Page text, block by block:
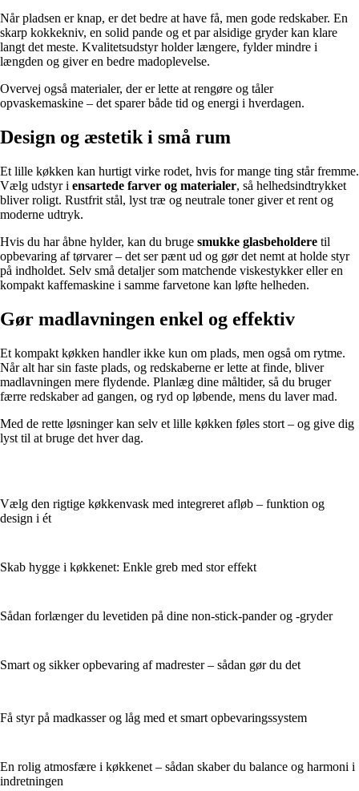
Når pladsen er knap, er det bedre at have få, men gode redskaber. En
skarp kokkekniv, en solid pande og et par alsidige gryder kan klare
langt det meste. Kvalitetsudstyr holder længere, fylder mindre i
længden og giver en bedre madoplevelse.
Overvej også materialer, der er lette at rengøre og tåler
opvaskemaskine – det sparer både tid og energi i hverdagen.
Design og æstetik i små rum
Et lille køkken kan hurtigt virke rodet, hvis for mange ting står fremme.
Vælg udstyr i ensartede farver og materialer, så helhedsindtrykket
bliver roligt. Rustfrit stål, lyst træ og neutrale toner giver et rent og
moderne udtryk.
Hvis du har åbne hylder, kan du bruge smukke glasbeholdere til
opbevaring af tørvarer – det ser pænt ud og gør det nemt at holde styr
på indholdet. Selv små detaljer som matchende viskestykker eller en
kompakt kaffemaskine i samme farvetone kan løfte helheden.
Gør madlavningen enkel og effektiv
Et kompakt køkken handler ikke kun om plads, men også om rytme.
Når alt har sin faste plads, og redskaberne er lette at finde, bliver
madlavningen mere flydende. Planlæg dine måltider, så du bruger
færre redskaber ad gangen, og ryd op løbende, mens du laver mad.
Med de rette løsninger kan selv et lille køkken føles stort – og give dig
lyst til at bruge det hver dag.
Vælg den rigtige køkkenvask med integreret afløb – funktion og
design i ét
Skab hygge i køkkenet: Enkle greb med stor effekt
Sådan forlænger du levetiden på dine non-stick-pander og -gryder
Smart og sikker opbevaring af madrester – sådan gør du det
Få styr på madkasser og låg med et smart opbevaringssystem
En rolig atmosfære i køkkenet – sådan skaber du balance og harmoni i
indretningen